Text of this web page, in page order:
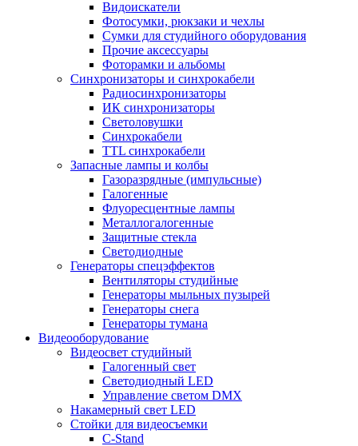
Видоискатели
Фотосумки, рюкзаки и чехлы
Сумки для студийного оборудования
Прочие аксессуары
Фоторамки и альбомы
Синхронизаторы и синхрокабели
Радиосинхронизаторы
ИК синхронизаторы
Светоловушки
Синхрокабели
TTL синхрокабели
Запасные лампы и колбы
Газоразрядные (импульсные)
Галогенные
Флуоресцентные лампы
Металлогалогенные
Защитные стекла
Светодиодные
Генераторы спецэффектов
Вентиляторы студийные
Генераторы мыльных пузырей
Генераторы снега
Генераторы тумана
Видеооборудование
Видеосвет студийный
Галогенный свет
Светодиодный LED
Управление светом DMX
Накамерный свет LED
Стойки для видеосъемки
C-Stand